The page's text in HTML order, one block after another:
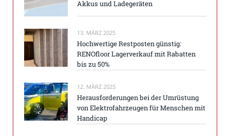
Akkus und Ladegeräten
13. MÄRZ 2025
Hochwertige Restposten günstig:
RENOfloor Lagerverkauf mit Rabatten
bis zu 50%
12. MÄRZ 2025
Herausforderungen bei der Umrüstung
von Elektrofahrzeugen für Menschen mit
Handicap